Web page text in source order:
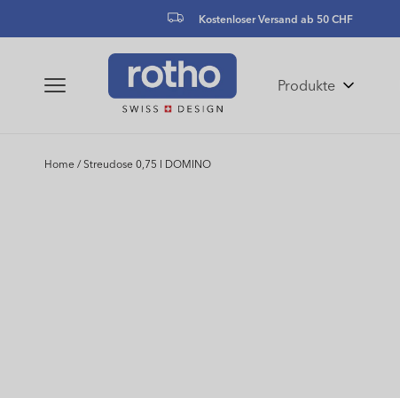
Inhalt
Kostenloser Versand ab 50 CHF
Produkte
Home/Streudose 0,75 l DOMINO